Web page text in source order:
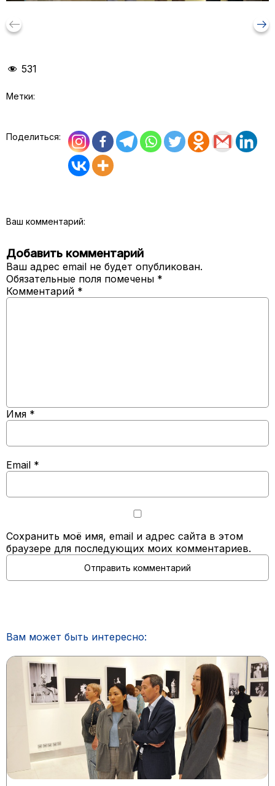
keyboard_backspace arrow_right_alt
531
Метки:
Поделиться:
Ваш комментарий:
Добавить комментарий
Ваш адрес email не будет опубликован.
Обязательные поля помечены *
Комментарий *
Имя *
Email *
Сохранить моё имя, email и адрес сайта в этом
браузере для последующих моих комментариев.
Вам может быть интересно: